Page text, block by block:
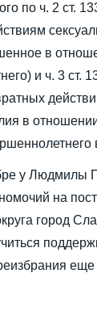
по ч. 2 ст.
в
и ч. 3 ст.
в
у Людмилы
на
город
еще